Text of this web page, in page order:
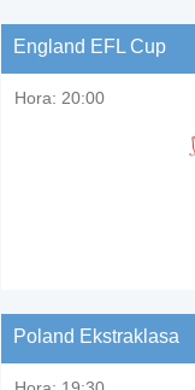
England EFL Cup
Hora: 20:00
Poland Ekstraklasa